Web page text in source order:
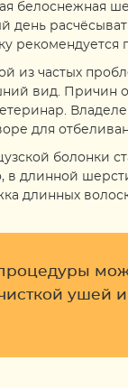
белоснежная
день
рекомендуется
из частых
вид. Причин
для
болонки
длинной
длинных
ушей